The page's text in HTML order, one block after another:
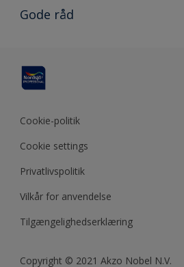
Konkurrence
Miljø og produkter
Pro Activity app
Miljømærket maling
Gode råd
Projekt
Effektive metoder
Cookie-politik
Cookie settings
Privatlivspolitik
Vilkår for anvendelse
Tilgængelighedserklæring
Copyright © 2021 Akzo Nobel N.V.